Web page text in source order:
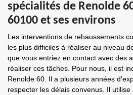
spécialités de Renolde
60100 et ses environs
Les interventions de rehaussements
les plus difficiles à réaliser au niveau
que vous entriez en contact avec des
réaliser ces tâches. Pour nous, il est
Renolde 60. Il a plusieurs années
respecter les délais convenus. Il